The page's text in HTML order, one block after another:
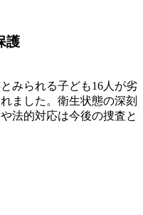
護
みられる子ども16人が劣
ました。衛生状態の深刻
法的対応は今後の捜査と